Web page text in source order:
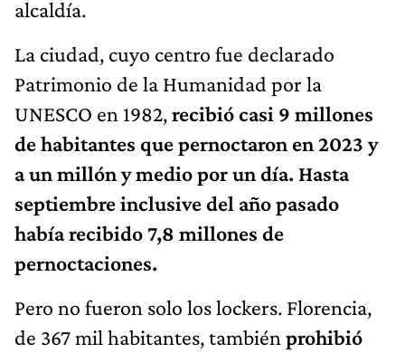
alcaldía.
La ciudad, cuyo centro fue declarado
Patrimonio de la Humanidad por la
UNESCO en 1982,recibió casi 9 millones
de habitantes que pernoctaron en 2023 y
a un millón y medio por un día. Hasta
septiembre inclusive del año pasado
había recibido 7,8 millones de
pernoctaciones.
Pero no fueron solo los lockers. Florencia,
de 367 mil habitantes, también prohibió